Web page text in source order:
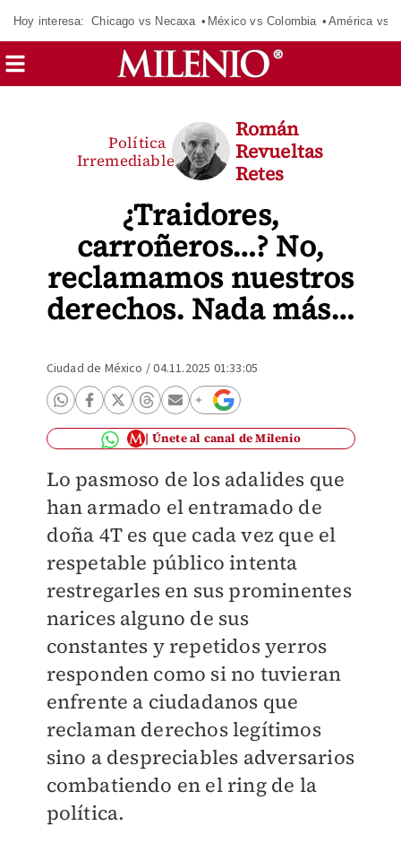
Hoy interesa: Chicago vs Necaxa México vs Colombia América vs
¿Traidores,
carroñeros…? No,
reclamamos nuestros
derechos. Nada más…
Política
Irremediable
Román
Revueltas
Retes
Ciudad de México /04.11.2025 01:33:05
Únete al canal de Milenio
Lo pasmoso de los adalides que
han armado el entramado de
doña 4T es que cada vez que el
respetable público intenta
restregarles en sus prominentes
narices alguno de sus
constantes y repetidos yerros
responden como si no tuvieran
enfrente a ciudadanos que
reclaman derechos legítimos
sino a despreciables adversarios
combatiendo en el ring de la
política.